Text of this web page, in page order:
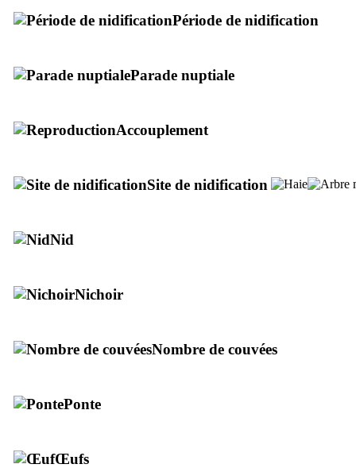
Période de nidification
Parade nuptiale
Accouplement
Site de nidification
Nid
Nichoir
Nombre de couvées
Ponte
Œufs